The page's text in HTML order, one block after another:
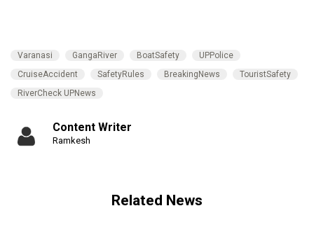
Varanasi GangaRiver BoatSafety
UPPolice
CruiseAccident
SafetyRules BreakingNews
TouristSafety
RiverCheck UPNews
Content Writer
Ramkesh
Related News